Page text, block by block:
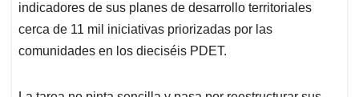
indicadores de sus planes de desarrollo territoriales
cerca de 11 mil iniciativas priorizadas por las
comunidades en los dieciséis PDET.